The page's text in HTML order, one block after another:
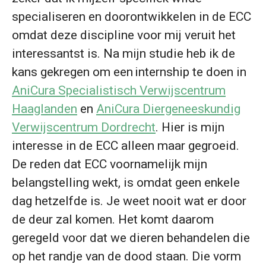
specialiseren en doorontwikkelen in de ECC
omdat deze discipline voor mij veruit het
interessantst is. Na mijn studie heb ik de
kans gekregen om een internship te doen in
AniCura Specialistisch Verwijscentrum
Haaglanden en AniCura Diergeneeskundig
Verwijscentrum Dordrecht. Hier is mijn
interesse in de ECC alleen maar gegroeid.
De reden dat ECC voornamelijk mijn
belangstelling wekt, is omdat geen enkele
dag hetzelfde is. Je weet nooit wat er door
de deur zal komen. Het komt daarom
geregeld voor dat we dieren behandelen die
op het randje van de dood staan. Die vorm